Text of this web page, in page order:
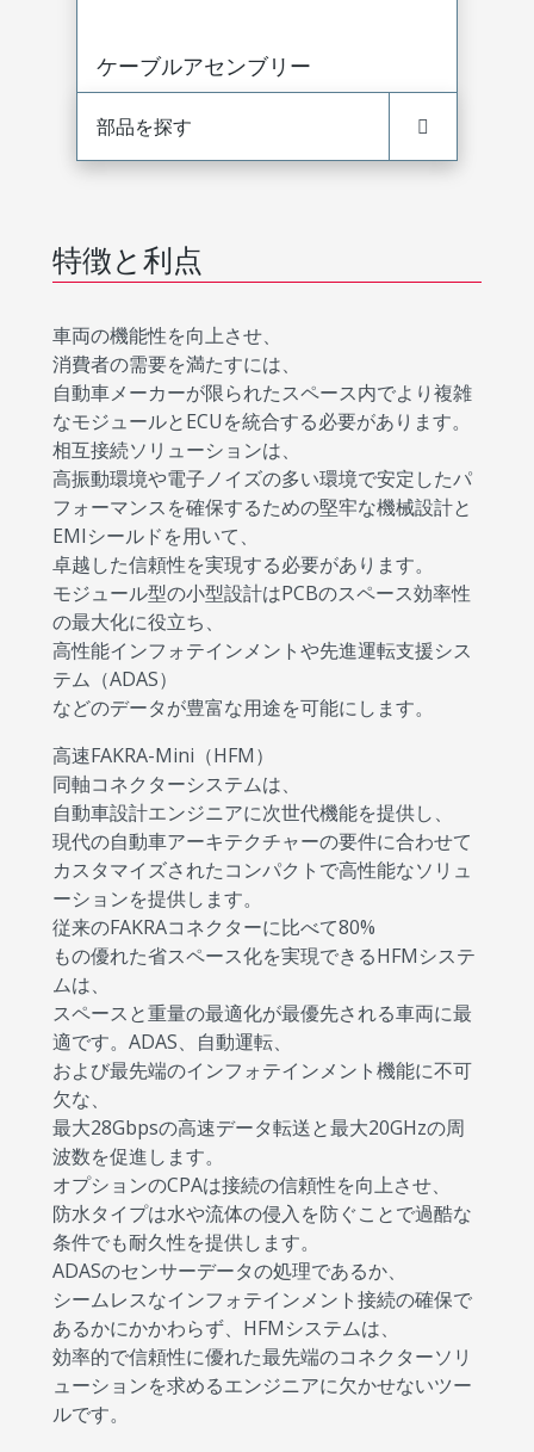
ケーブルアセンブリー
部品を探す
特徴と利点
車両の機能性を向上させ、
消費者の需要を満たすには、
自動車メーカーが限られたスペース内でより複雑
なモジュールとECUを統合する必要があります。
相互接続ソリューションは、
高振動環境や電子ノイズの多い環境で安定したパ
フォーマンスを確保するための堅牢な機械設計と
EMIシールドを用いて、
卓越した信頼性を実現する必要があります。
モジュール型の小型設計はPCBのスペース効率性
の最大化に役立ち、
高性能インフォテインメントや先進運転支援シス
テム（ADAS）
などのデータが豊富な用途を可能にします。
高速FAKRA-Mini（HFM）
同軸コネクターシステムは、
自動車設計エンジニアに次世代機能を提供し、
現代の自動車アーキテクチャーの要件に合わせて
カスタマイズされたコンパクトで高性能なソリュ
ーションを提供します。
従来のFAKRAコネクターに比べて80%
もの優れた省スペース化を実現できるHFMシステ
ムは、
スペースと重量の最適化が最優先される車両に最
適です。ADAS、自動運転、
および最先端のインフォテインメント機能に不可
欠な、
最大28Gbpsの高速データ転送と最大20GHzの周
波数を促進します。
オプションのCPAは接続の信頼性を向上させ、
防水タイプは水や流体の侵入を防ぐことで過酷な
条件でも耐久性を提供します。
ADASのセンサーデータの処理であるか、
シームレスなインフォテインメント接続の確保で
あるかにかかわらず、HFMシステムは、
効率的で信頼性に優れた最先端のコネクターソリ
ューションを求めるエンジニアに欠かせないツー
ルです。